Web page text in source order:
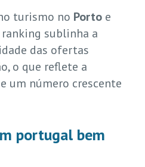
turismo no Porto e
sublinha a
das ofertas
o que reflete a
um número crescente
portugal bem